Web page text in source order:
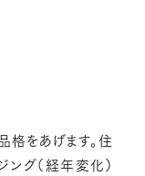
をあげます。住
グ（経年変化）